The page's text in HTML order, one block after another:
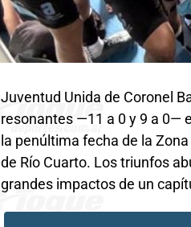
Juventud Unida de Coronel
resonantes —11 a 0 y 9 a 0—
la penúltima fecha de la
de Río Cuarto. Los triunfos
grandes impactos de un